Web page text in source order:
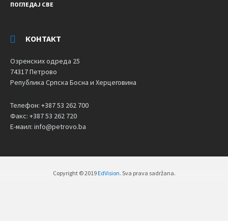
ПОГЛЕДАЈ СВЕ
КОНТАКТ
Озренских одреда 25
74317 Петрово
Република Српска Босна и Херцеговина
Телефон: +387 53 262 700
Факс: +387 53 262 720
Е-маил: info@petrovo.ba
Copyright © 2019 EdVision. Sva prava sadržana.